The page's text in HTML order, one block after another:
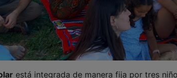
está integrada de manera fija por tres
de cara al próximo curso escolar. Tras
la prioridad de los responsables
de esta propuesta de escuela ruralse